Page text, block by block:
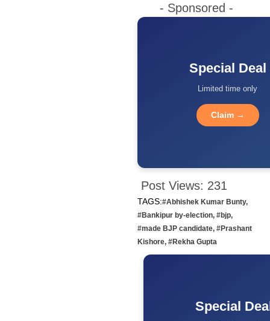
- Sponsored -
Special Deal
Limited time only
Claim →
Post Views: 231
TAGS:#Abhishek Kumar Bunty,
#Bankipur by-election, #bjp,
#made BJP candidate, #Prashant
Kishore, #Rekha Gupta
Special